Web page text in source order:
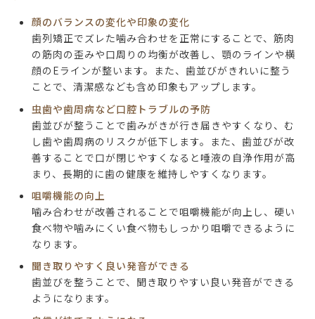
顔のバランスの変化や印象の変化
歯列矯正でズレた噛み合わせを正常にすることで、筋肉
の筋肉の歪みや口周りの均衡が改善し、顎のラインや横
顔のEラインが整います。また、歯並びがきれいに整う
ことで、清潔感なども含め印象もアップします。
虫歯や歯周病など口腔トラブルの予防
歯並びが整うことで歯みがきが行き届きやすくなり、む
し歯や歯周病のリスクが低下します。また、歯並びが改
善することで口が閉じやすくなると唾液の自浄作用が高
まり、長期的に歯の健康を維持しやすくなります。
咀嚼機能の向上
噛み合わせが改善されることで咀嚼機能が向上し、硬い
食べ物や噛みにくい食べ物もしっかり咀嚼できるように
なります。
聞き取りやすく良い発音ができる
歯並びを整うことで、聞き取りやすい良い発音ができる
ようになります。